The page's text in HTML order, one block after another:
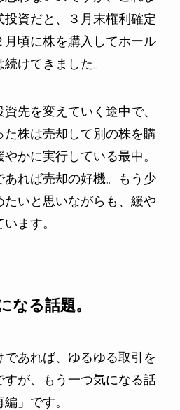
資だと、３月末権利確定
頃に株を購入してホール
けてきました。
先を変えていく途中で、
た株は売却して別の株を購
やかに実行している最中 。
れば売却の好機。もう少
たいと思いながらも、緩や
ます。
なる話題。
あれば、ゆるゆる取引を
が、もう一つ気になる話
編 」です。